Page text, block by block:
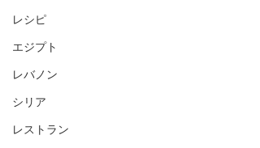
レシピ
エジプト
レバノン
シリア
レストラン